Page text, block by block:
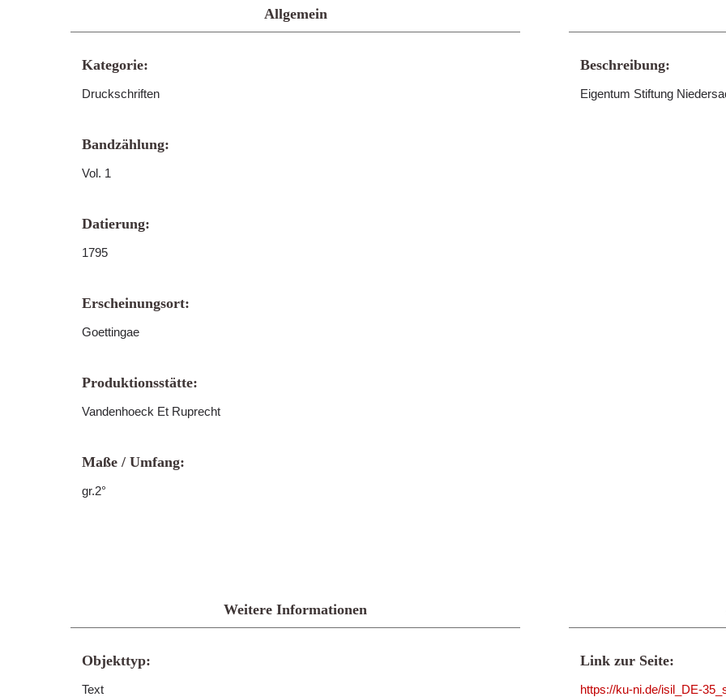
Allgemein
Kategorie:
Druckschriften
Bandzählung:
Vol. 1
Datierung:
1795
Erscheinungsort:
Goettingae
Produktionsstätte:
Vandenhoeck Et Ruprecht
Maße / Umfang:
gr.2°
Beschreibung:
Eigentum Stiftung
Weitere Informationen
Objekttyp:
Text
Link zur Seite:
https://ku-ni.de/isil_DE-